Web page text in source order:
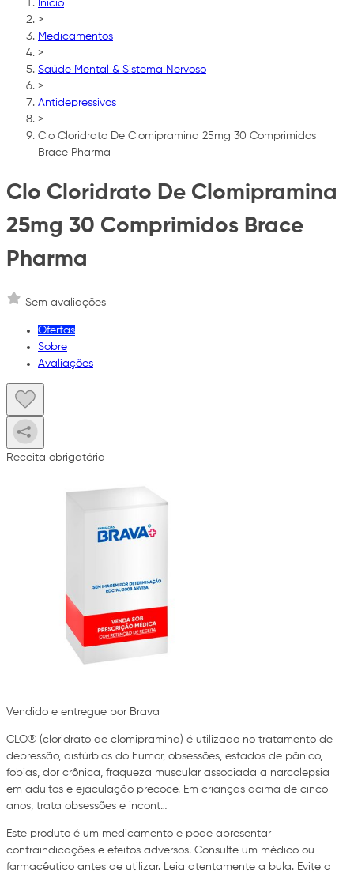
Início
>
Medicamentos
>
Saúde Mental & Sistema Nervoso
>
Antidepressivos
>
Clo Cloridrato De Clomipramina 25mg 30 Comprimidos
Brace Pharma
Clo Cloridrato De Clomipramina
25mg 30 Comprimidos Brace
Pharma
Sem avaliações
Ofertas
Sobre
Avaliações
Receita obrigatória
Vendido e entregue por Brava
CLO® (cloridrato de clomipramina) é utilizado no tratamento de
depressão, distúrbios do humor, obsessões, estados de pânico,
fobias, dor crônica, fraqueza muscular associada a narcolepsia
em adultos e ejaculação precoce. Em crianças acima de cinco
anos, trata obsessões e incont…
Este produto é um medicamento e pode apresentar
contraindicações e efeitos adversos. Consulte um médico ou
farmacêutico antes de utilizar. Leia atentamente a bula. Evite a